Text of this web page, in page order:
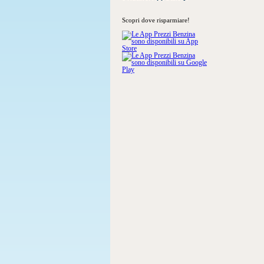
Scopri dove risparmiare!